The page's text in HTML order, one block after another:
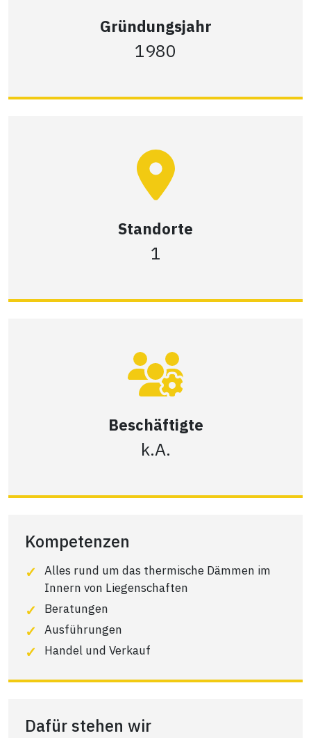
Gründungsjahr
1980
Standorte
1
Beschäftigte
k.A.
Kompetenzen
Alles rund um das thermische Dämmen im
Innern von Liegenschaften
Beratungen
Ausführungen
Handel und Verkauf
Dafür stehen wir